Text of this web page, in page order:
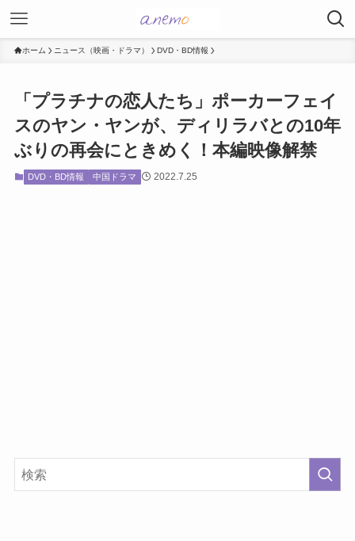
ホーム ニュース（映画・ドラマ） DVD・BD情報
「プラチナの恋人たち」ポーカーフェイ
スのヤン・ヤンが、ディリラバとの10年
ぶりの再会にときめく！本編映像解禁
DVD・BD情報 中国ドラマ 2022.7.25